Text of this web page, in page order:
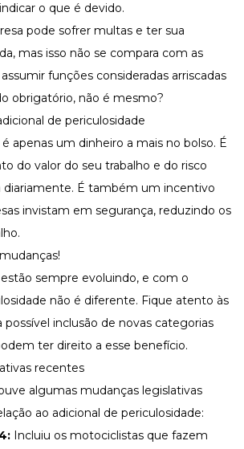
o que é devido.
pode sofrer multas e ter sua
mas isso não se compara com as
funções consideradas arriscadas
obrigatório, não é mesmo?
de periculosidade
apenas um dinheiro a mais no bolso. É
do valor do seu trabalho e do risco
diariamente. É também um incentivo
invistam em segurança, reduzindo os
.
sempre evoluindo, e com o
não é diferente. Fique atento às
possível inclusão de novas categorias
ter direito a esse benefício.
recentes
algumas mudanças legislativas
ao adicional de periculosidade:
Incluiu os motociclistas que fazem